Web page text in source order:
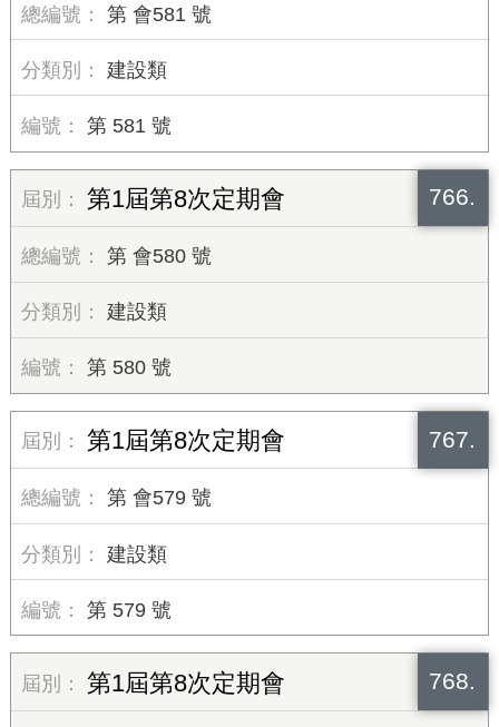
第 會581 號
建設類
第 581 號
766.
第1屆第8次定期會
第 會580 號
建設類
第 580 號
767.
第1屆第8次定期會
第 會579 號
建設類
第 579 號
768.
第1屆第8次定期會